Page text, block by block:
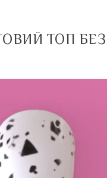
ТОП БЕЗ